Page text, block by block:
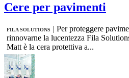
Cere per pavimenti
FILA SOLUTIONS | Per proteggere
rinnovarne la lucentezza Fila
Matt è la cera protettiva a...